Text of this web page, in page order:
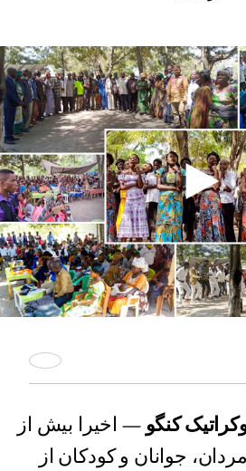
کنگو — اخیرا بیش از
مردان، جوانان و کودکان از